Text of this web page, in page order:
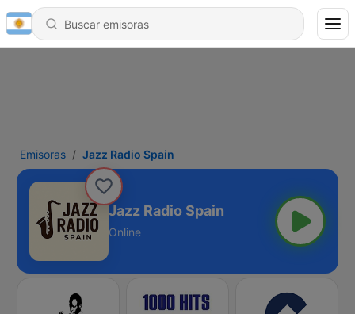
Emisoras Jazz Radio Spain
Jazz Radio Spain
Online